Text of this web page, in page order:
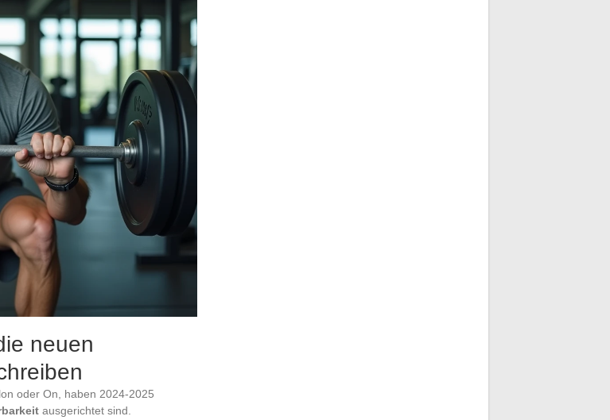
neuen
oder On, haben 2024-2025
ausgerichtet sind.